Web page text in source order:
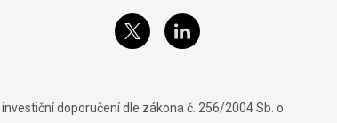
doporučení dle zákona č. 256/2004 Sb. o